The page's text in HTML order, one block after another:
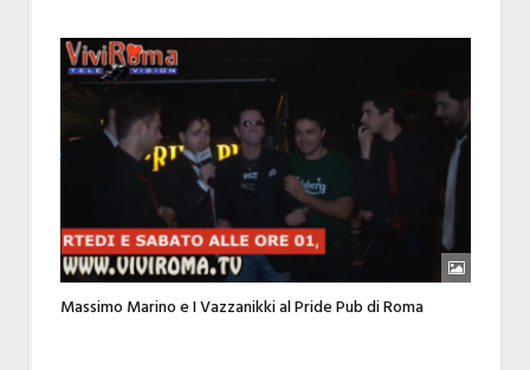
Massimo Marino e I Vazzanikki al Pride Pub di Roma